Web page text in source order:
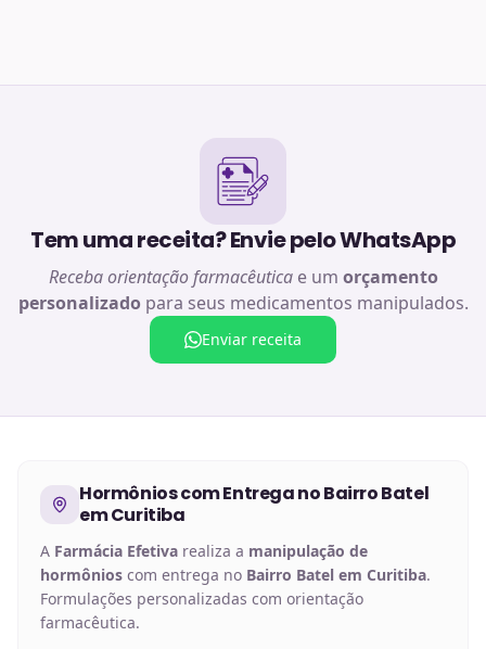
Tem uma receita? Envie pelo WhatsApp
Receba orientação farmacêuticae um orçamento
personalizado para seus medicamentos manipulados.
Enviar receita
Hormônioscom Entrega noBairro Batel
em Curitiba
A Farmácia Efetiva realiza a manipulação de
hormônios com entrega no Bairro Batel em Curitiba.
Formulações personalizadas com orientação
farmacêutica.